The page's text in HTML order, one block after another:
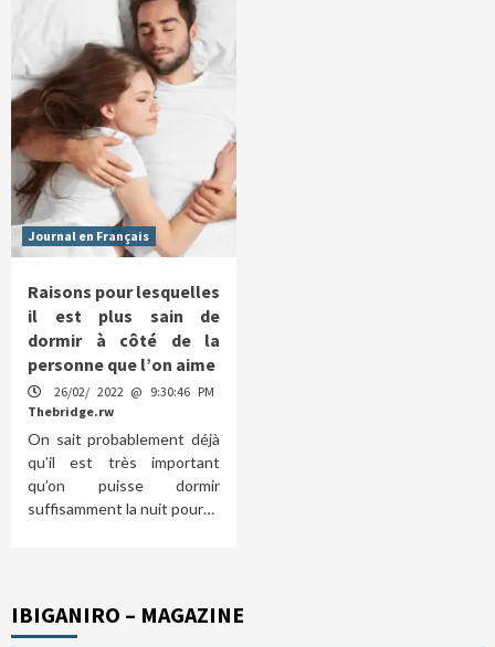
Journal en Français
Raisons pour lesquelles
il est plus sain de
dormir à côté de la
personne que l’on aime
26/02/ 2022 @ 9:30:46 PM
Thebridge.rw
On sait probablement déjà
qu’il est très important
qu’on puisse dormir
suffisamment la nuit pour…
IBIGANIRO – MAGAZINE